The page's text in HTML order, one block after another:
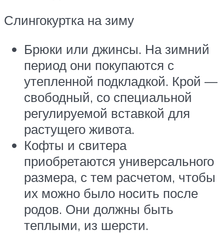
Слингокуртка на зиму
Брюки или джинсы. На зимний
период они покупаются с
утепленной подкладкой. Крой —
свободный, со специальной
регулируемой вставкой для
растущего живота.
Кофты и свитера
приобретаются универсального
размера, с тем расчетом, чтобы
их можно было носить после
родов. Они должны быть
теплыми, из шерсти.